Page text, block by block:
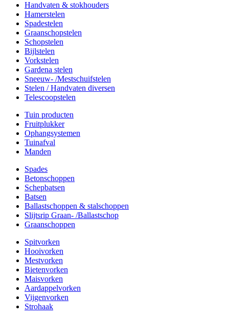
Handvaten & stokhouders
Hamerstelen
Spadestelen
Graanschopstelen
Schopstelen
Bijlstelen
Vorkstelen
Gardena stelen
Sneeuw- /Mestschuifstelen
Stelen / Handvaten diversen
Telescoopstelen
Tuin producten
Fruitplukker
Ophangsystemen
Tuinafval
Manden
Spades
Betonschoppen
Schepbatsen
Batsen
Ballastschoppen & stalschoppen
Slijtsrip Graan- /Ballastschop
Graanschoppen
Spitvorken
Hooivorken
Mestvorken
Bietenvorken
Maisvorken
Aardappelvorken
Vijgenvorken
Strohaak